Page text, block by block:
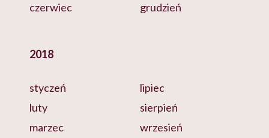
czerwiec
grudzień
2018
styczeń
luty
marzec
lipiec
sierpień
wrzesień